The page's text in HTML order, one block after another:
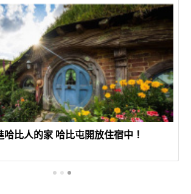
哈比人的家 哈比屯開放住宿中！